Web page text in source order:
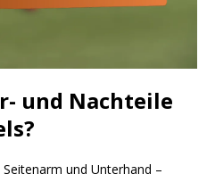
und Nachteile
und Unterhand –